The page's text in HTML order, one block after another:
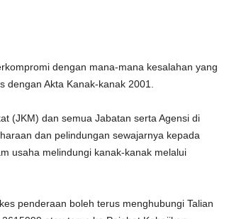
dengan mana-mana kesalahan yang
Akta Kanak-kanak 2001.
(JKM) dan semua Jabatan serta Agensi di
dan pelindungan sewajarnya kepada
usaha melindungi kanak-kanak melalui
penderaan boleh terus menghubungi Talian